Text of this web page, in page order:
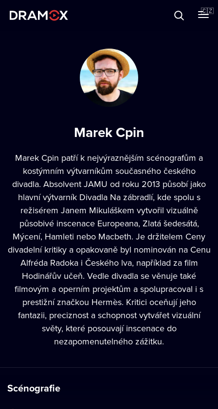
🇨🇿
Marek Cpin
Marek Cpin patří k nejvýraznějším scénografům a
kostýmním výtvarníkům současného českého
divadla. Absolvent JAMU od roku 2013 působí jako
hlavní výtvarník Divadla Na zábradlí, kde spolu s
režisérem Janem Mikuláškem vytvořil vizuálně
působivé inscenace Europeana, Zlatá šedesátá,
Mýcení, Hamleti nebo Macbeth. Je držitelem Ceny
divadelní kritiky a opakovaně byl nominován na Cenu
Alfréda Radoka i Českého lva, například za film
Hodinářův učeň. Vedle divadla se věnuje také
filmovým a operním projektům a spolupracoval i s
prestižní značkou Hermès. Kritici oceňují jeho
fantazii, preciznost a schopnost vytvářet vizuální
světy, které posouvají inscenace do
nezapomenutelného zážitku.
Scénografie